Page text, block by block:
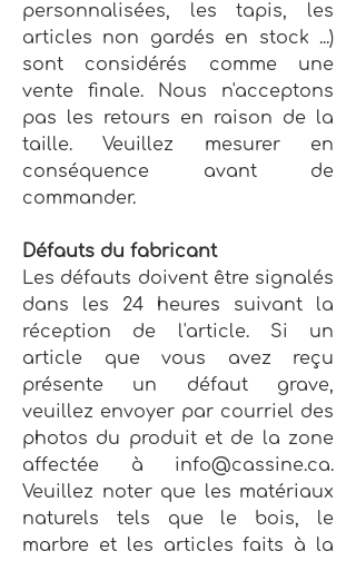
personnalisées, les tapis, les
articles non gardés en stock ...)
sont considérés comme une
vente finale. Nous n'acceptons
pas les retours en raison de la
taille. Veuillez mesurer en
conséquence avant de
commander.
Défauts du fabricant
Les défauts doivent être signalés
dans les 24 heures suivant la
réception de l'article. Si un
article que vous avez reçu
présente un défaut grave,
veuillez envoyer par courriel des
photos du produit et de la zone
affectée à info@cassine.ca.
Veuillez noter que les matériaux
naturels tels que le bois, le
marbre et les articles faits à la